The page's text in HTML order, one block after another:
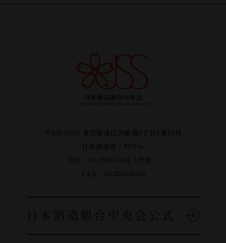
〒105-0003 東京都港区西新橋1丁目6番15号
日本酒造虎ノ門ビル
TEL：03-3501-0101（代表）
FAX：03-3501-6018
日本酒造組合中央会公式